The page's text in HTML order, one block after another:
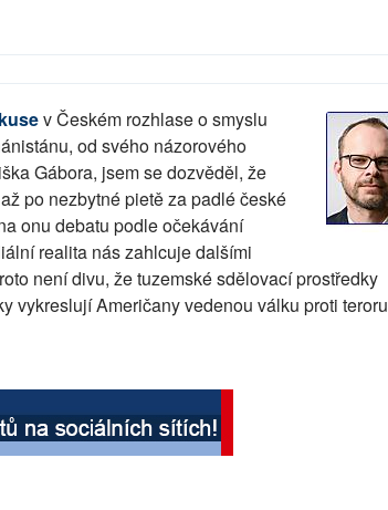
v Českém rozhlase o smyslu
od svého názorového
Gábora, jsem se dozvěděl, že
po nezbytné pietě za padlé české
onu debatu podle očekávání
realita nás zahlcuje dalšími
není divu, že tuzemské sdělovací prostředky
vykreslují Američany vedenou válku proti teroru